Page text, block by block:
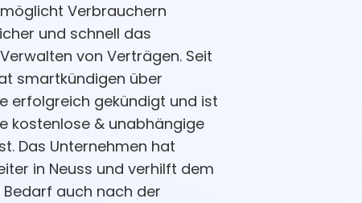
Verbrauchern
und schnell das
von Verträgen. Seit
smartkündigen über
erfolgreich gekündigt und ist
kostenlose & unabhängige
Das Unternehmen hat
in Neuss und verhilft dem
auch nach der